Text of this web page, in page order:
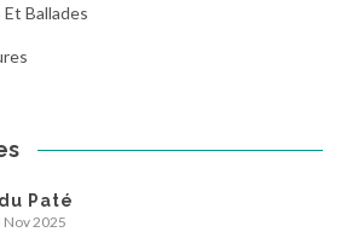
Ballades
Paté
Nov 2025